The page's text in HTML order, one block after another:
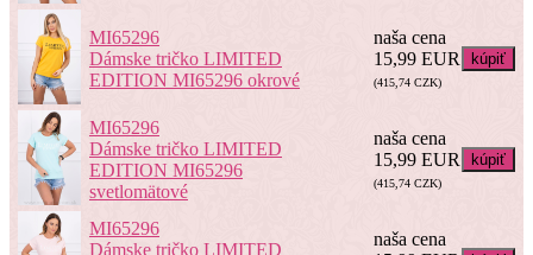
MI65296
Dámske tričko LIMITED
EDITION MI65296 okrové
naša cena
15,99 EUR
(415,74 CZK)
MI65296
Dámske tričko LIMITED
EDITION MI65296
svetlomätové
naša cena
15,99 EUR
(415,74 CZK)
MI65296
Dámske tričko LIMITED
naša cena